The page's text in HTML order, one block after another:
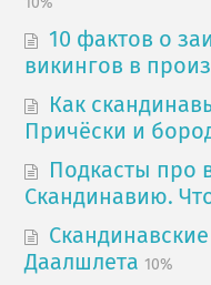
10 фактов о
викингов в
Как
Причёски и
Подкасты про
Скандинавию.
Даалшлета 10%